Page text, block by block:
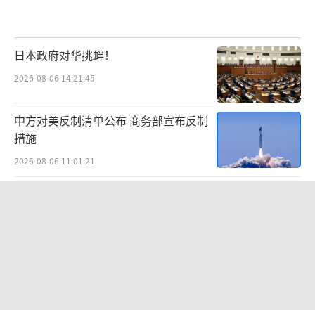
日本政府对华挑衅！
2026-08-06 14:21:45
中方对美反制清单公布 商务部宣布反制
措施
2026-08-06 11:01:21